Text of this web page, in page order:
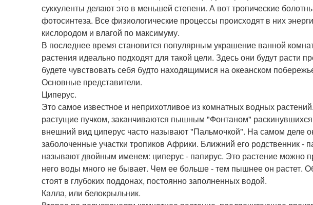
суккуленты делают это в меньшей степени. А вот тропические
фотосинтеза. Все физиологические процессы происходят в них
кислородом и влагой по максимуму.
В последнее время становится популярным украшение ванной
растения идеально подходят для такой цели. Здесь они будут расти
будете чувствовать себя будто находящимися на океанском
Основные представители.
Циперус.
Это самое известное и неприхотливое из комнатных водных
растущие пучком, заканчиваются пышным "Фонтаном"
внешний вид циперус часто называют "Пальмочкой". На самом деле
заболоченные участки тропиков Африки. Ближний его родственник
называют двойным именем: циперус - папирус. Это растение можно
него воды много не бывает. Чем ее больше - тем пышнее он растет.
стоят в глубоких поддонах, постоянно заполненных водой.
Калла, или белокрыльник.